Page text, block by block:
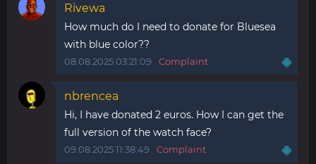
Rivewa
How much do I need to donate for Bluesea
with blue color??
08.08.2025 03:21:09 Complaint
nbrencea
Hi, I have donated 2 euros. How I can get the
full version of the watch face?
09.08.2025 11:38:49 Complaint